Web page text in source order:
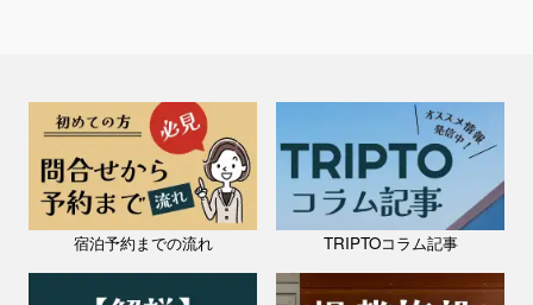
宿泊予約までの流れ TRIPTOコラム記事